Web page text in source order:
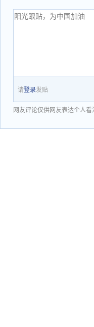
请登录发贴
网友评论仅供网友表达个人